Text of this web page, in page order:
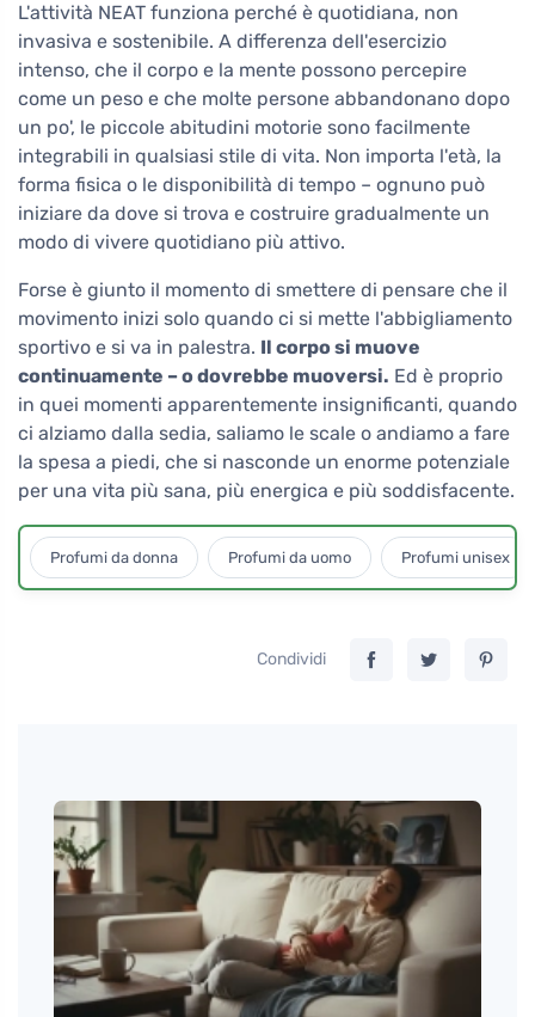
L'attività NEAT funziona perché è quotidiana, non
invasiva e sostenibile. A differenza dell'esercizio
intenso, che il corpo e la mente possono percepire
come un peso e che molte persone abbandonano dopo
un po', le piccole abitudini motorie sono facilmente
integrabili in qualsiasi stile di vita. Non importa l'età, la
forma fisica o le disponibilità di tempo – ognuno può
iniziare da dove si trova e costruire gradualmente un
modo di vivere quotidiano più attivo.
Forse è giunto il momento di smettere di pensare che il
movimento inizi solo quando ci si mette l'abbigliamento
sportivo e si va in palestra. Il corpo si muove
continuamente – o dovrebbe muoversi. Ed è proprio
in quei momenti apparentemente insignificanti, quando
ci alziamo dalla sedia, saliamo le scale o andiamo a fare
la spesa a piedi, che si nasconde un enorme potenziale
per una vita più sana, più energica e più soddisfacente.
Profumi da donna Profumi da uomo Profumi unisex
Condividi